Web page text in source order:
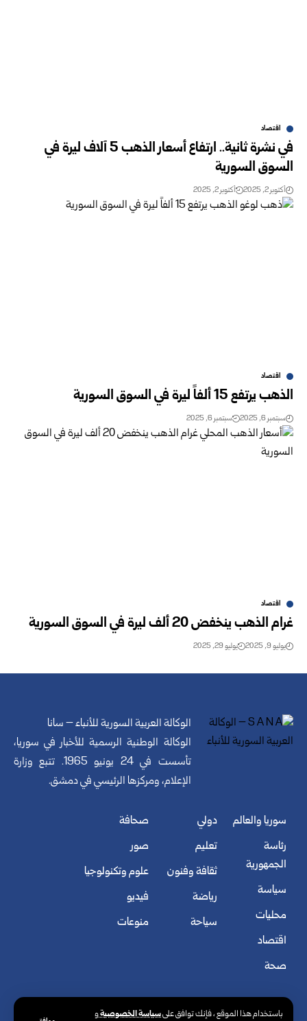
باستخدام هذا الموقع ، فإنك توافق علىسياسة الخصوصيةو
اقتصاد
في نشرة ثانية.. ارتفاع أسعار الذهب 5 آلاف ليرة في
السوق السورية
أكتوبر 2, 2025 أكتوبر 2, 2025
اقتصاد
الذهب يرتفع 15 ألفاً ليرة في السوق السورية
سبتمبر 6, 2025 سبتمبر 6, 2025
اقتصاد
غرام الذهب ينخفض 20 ألف ليرة في السوق السورية
يوليو 9, 2025 يوليو 29, 2025
الوكالة العربية السورية للأنباء – سانا
الوكالة الوطنية الرسمية للأخبار في سوريا،
تأسست في 24 يونيو 1965. تتبع وزارة
الإعلام، ومركزها الرئيسي في دمشق.
سوريا والعالم
رئاسة
الجمهورية
سياسة
محليات
اقتصاد
صحة
دولي
تعليم
ثقافة وفنون
رياضة
سياحة
صحافة
صور
علوم وتكنولوجيا
فيديو
منوعات